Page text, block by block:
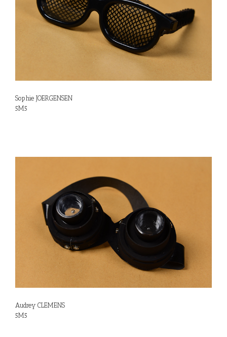
Sophie JOERGENSEN
5M5
Audrey CLEMENS
5M5